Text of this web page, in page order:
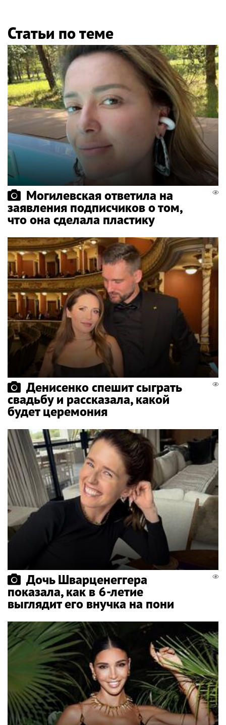
Статьи по теме
Могилевская ответила на
заявления подписчиков о том,
что она сделала пластику
Денисенко спешит сыграть
свадьбу и рассказала, какой
будет церемония
Дочь Шварценеггера
показала, как в 6-летие
выглядит его внучка на пони